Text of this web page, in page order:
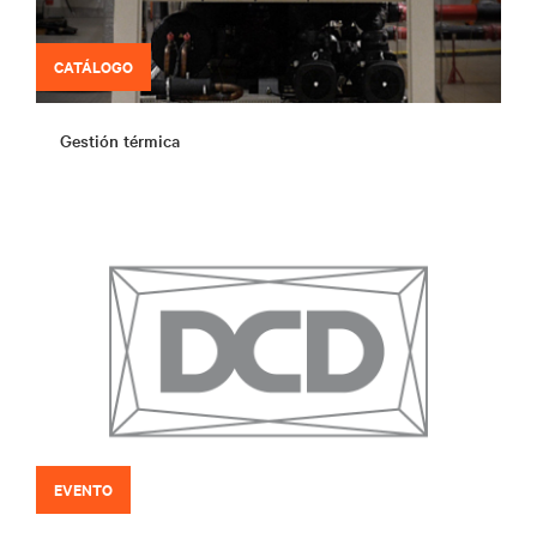
CATÁLOGO
Gestión térmica
EVENTO